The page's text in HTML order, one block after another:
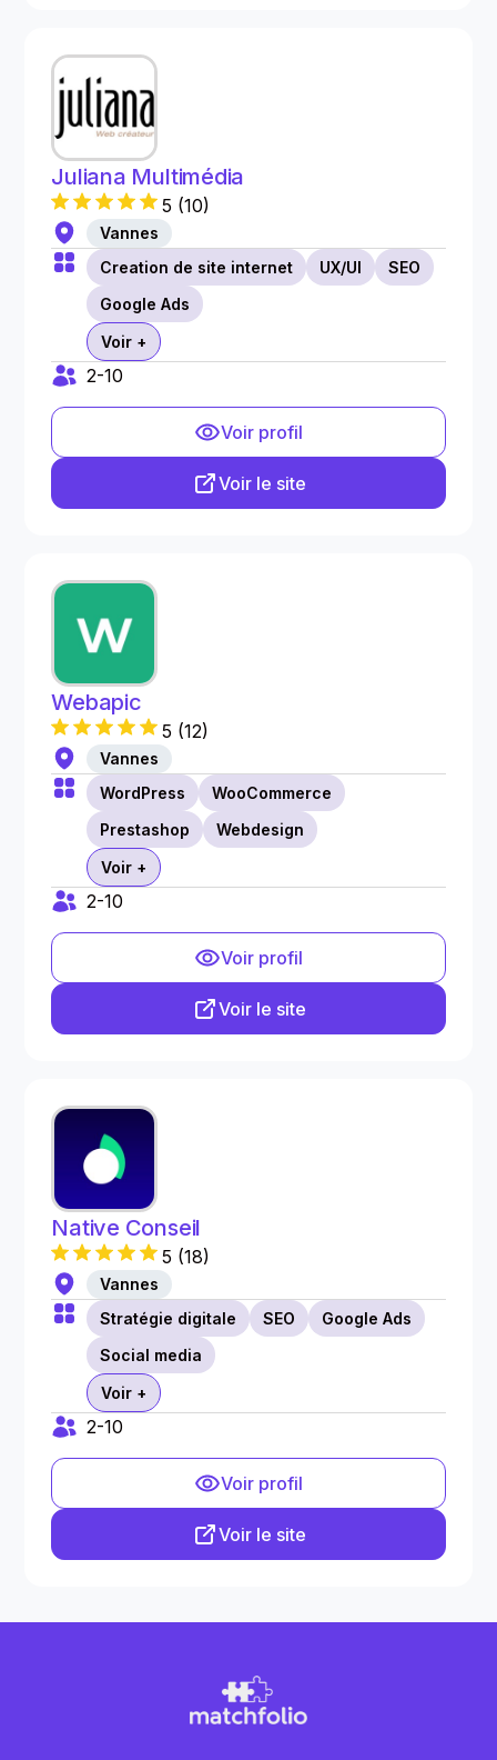
Juliana Multimédia
5 (10)
Vannes
Creation de site internet
UX/UI
SEO
Google Ads
Voir +
2-10
Voir profil
Voir le site
Webapic
5 (12)
Vannes
WordPress
WooCommerce
Prestashop
Webdesign
Voir +
2-10
Voir profil
Voir le site
Native Conseil
5 (18)
Vannes
Stratégie digitale
SEO
Google Ads
Social media
Voir +
2-10
Voir profil
Voir le site